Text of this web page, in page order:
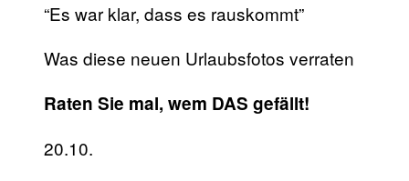
“Es war klar, dass es rauskommt”
Was diese neuen Urlaubsfotos verraten
Raten Sie mal, wem DAS gefällt!
20.10.